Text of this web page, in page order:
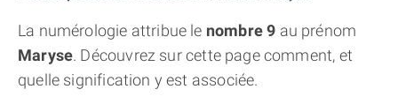
La numérologie attribue le nombre 9 au prénom
Maryse. Découvrez sur cette page comment, et
quelle signification y est associée.
THÈME GRATUIT
THÈME NUMÉROLOGIQUE APPROFONDI